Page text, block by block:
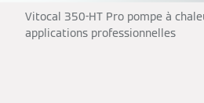
Vitocal 350-HT Pro pompe à
applications professionnelles